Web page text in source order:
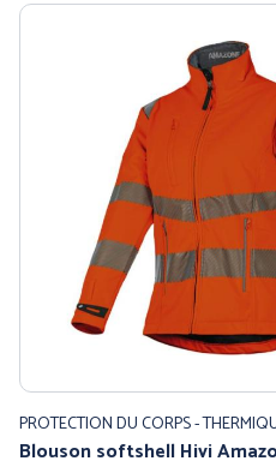
PROTECTION DU CORPS -
Blouson softshell Hivi